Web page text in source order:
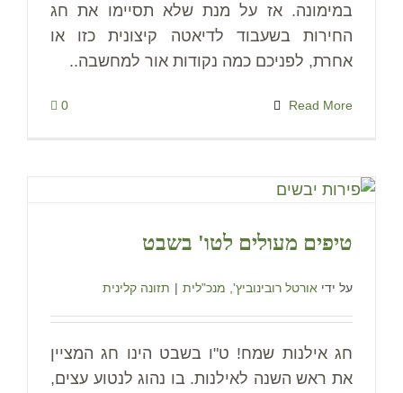
במימונה. אז על מנת שלא תסיימו את חג
החירות בשעבוד לדיאטה קיצונית כזו או
אחרת, לפניכם כמה נקודות אור למחשבה..
Read More
0
טיפים מעולים לטו' בשבט
על ידי אורטל רובינוביץ', מנכ"לית | תזונה קלינית
חג אילנות שמח! ט"ו בשבט הינו חג המציין
את ראש השנה לאילנות. בו נהוג לנטוע עצים,